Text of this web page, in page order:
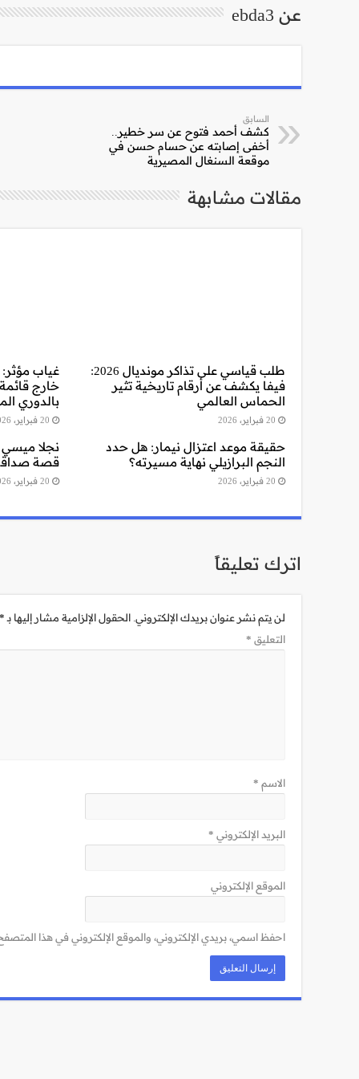
عن ebda3
السابق
كشف أحمد فتوح عن سر خطير..
أخفى إصابته عن حسام حسن في
موقعة السنغال المصيرية
مقالات مشابهة
طلب قياسي على تذاكر مونديال 2026:
فيفا يكشف عن أرقام تاريخية تثير
الحماس العالمي
20 فبراير، 2026
غياب مؤثر:
خارج
بالدوري
20 فبراير، 2026
حقيقة موعد اعتزال نيمار: هل حدد
النجم البرازيلي نهاية مسيرته؟
20 فبراير، 2026
نجلا ميسي
قصة
20 فبراير، 2026
اترك تعليقاً
لن يتم نشر عنوان بريدك الإلكتروني. الحقول الإلزامية مشار إليها بـ *
التعليق *
الاسم *
البريد الإلكتروني *
الموقع الإلكتروني
احفظ اسمي، بريدي الإلكتروني، والموقع الإلكتروني في هذا